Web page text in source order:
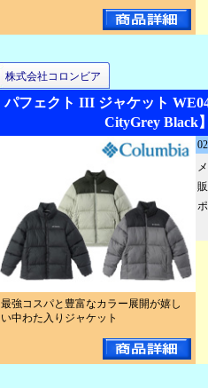
株式会社コロンビア
パフェクト III ジャケット
CityGrey Black
最強コスパと豊富なカラー展開が嬉し
い中わた入りジャケット